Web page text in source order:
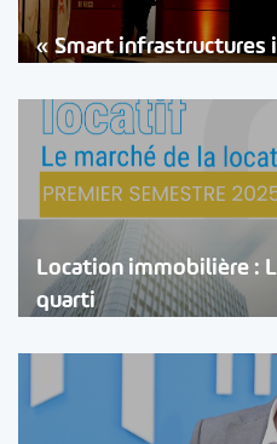
« Smart infrastructures
Location immobilière :
quarti